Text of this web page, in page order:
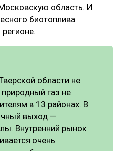
область. И
биотоплива
области не
газ не
в 13 районах. В
выход —
Внутренний рынок
очень